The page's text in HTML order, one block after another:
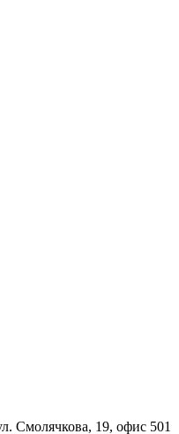
Смолячкова, 19, офис 501